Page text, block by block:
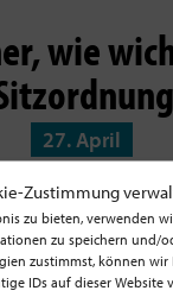
Zustimmung
zu bieten, verwenden
zu speichern und/
zustimmst, können wir
IDs auf dieser Website
wie
27. April